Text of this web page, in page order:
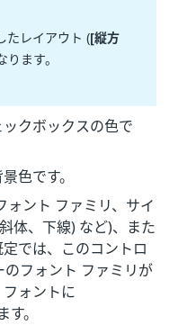
たレイアウト ([縦方
ます。
クボックスの色で
色です。
ォント ファミリ、サイ
体、下線) など)、また
では、このコントロ
フォント ファミリが
ォントに
。